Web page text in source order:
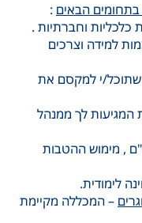
בתחומים הבאים :
כלכליות וחברתיות .
למידה וצרכים
שתוכל/י למקסם את
המגיעות לך ממנהל
, מימוש ההטבות
לימודית.
– המכללה מקיימת